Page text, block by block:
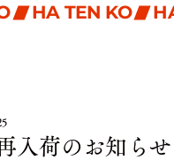
入荷のお知らせ